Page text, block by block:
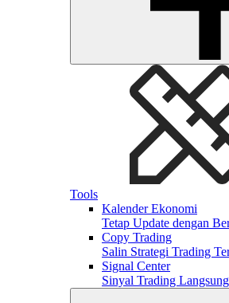
Tools
Kalender Ekonomi
Tetap Update dengan
Copy Trading
Salin Strategi Trading
Signal Center
Sinyal Trading